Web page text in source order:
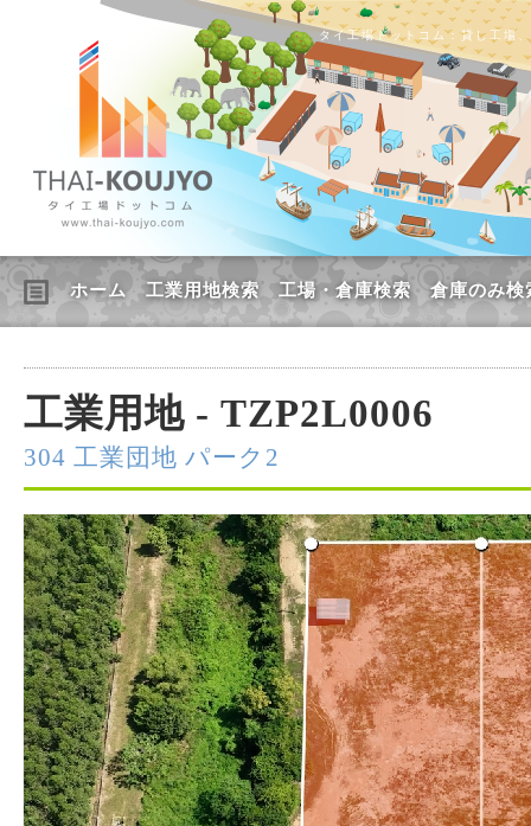
タイ工場ドットコム：貸し工場
ホーム 工業用地検索 工場・倉庫検索 倉庫のみ検
工業用地 - TZP2L0006
304 工業団地 パーク2